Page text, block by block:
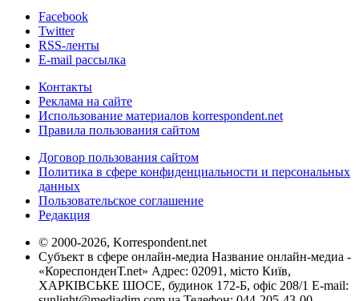
Facebook
Twitter
RSS-ленты
E-mail рассылка
Контакты
Реклама на сайте
Использование материалов korrespondent.net
Правила пользования сайтом
Договор пользования сайтом
Политика в сфере конфиденциальности и персональных
данных
Пользовательское соглашение
Редакция
© 2000-2026, Korrespondent.net
Субъект в сфере онлайн-медиа Название онлайн-медиа -
«КореспонденТ.net» Адрес: 02091, місто Київ,
ХАРКІВСЬКЕ ШОСЕ, будинок 172-Б, офіс 208/1 E-mail: